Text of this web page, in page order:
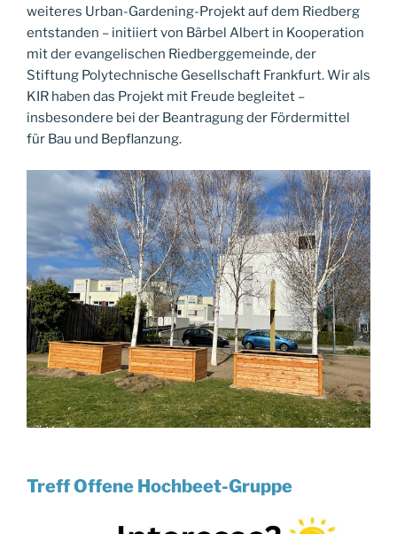
weiteres Urban-Gardening-Projekt auf dem Riedberg
entstanden – initiiert von Bärbel Albert in Kooperation
mit der evangelischen Riedberggemeinde, der
Stiftung Polytechnische Gesellschaft Frankfurt. Wir als
KIR haben das Projekt mit Freude begleitet –
insbesondere bei der Beantragung der Fördermittel
für Bau und Bepflanzung.
Treff Offene Hochbeet-Gruppe